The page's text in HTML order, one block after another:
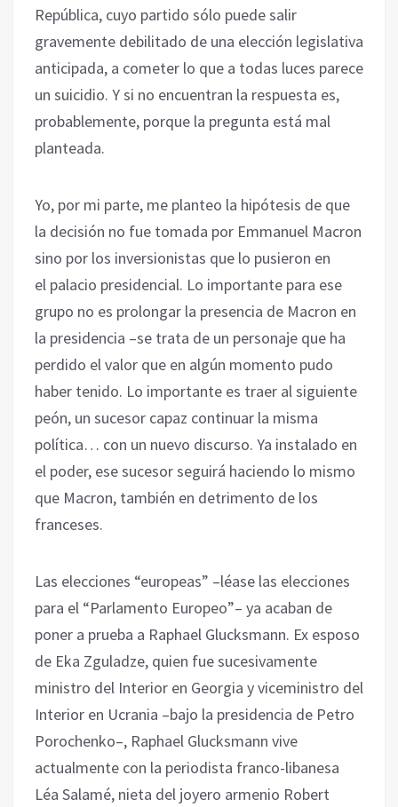
República, cuyo partido sólo puede salir
gravemente debilitado de una elección legislativa
anticipada, a cometer lo que a todas luces parece
un suicidio. Y si no encuentran la respuesta es,
probablemente, porque la pregunta está mal
planteada.
Yo, por mi parte, me planteo la hipótesis de que
la decisión no fue tomada por Emmanuel Macron
sino por los inversionistas que lo pusieron en
el palacio presidencial. Lo importante para ese
grupo no es prolongar la presencia de Macron en
la presidencia –se trata de un personaje que ha
perdido el valor que en algún momento pudo
haber tenido. Lo importante es traer al siguiente
peón, un sucesor capaz continuar la misma
política… con un nuevo discurso. Ya instalado en
el poder, ese sucesor seguirá haciendo lo mismo
que Macron, también en detrimento de los
franceses.
Las elecciones “europeas” –léase las elecciones
para el “Parlamento Europeo”– ya acaban de
poner a prueba a Raphael Glucksmann. Ex esposo
de Eka Zguladze, quien fue sucesivamente
ministro del Interior en Georgia y viceministro del
Interior en Ucrania –bajo la presidencia de Petro
Porochenko–, Raphael Glucksmann vive
actualmente con la periodista franco-libanesa
Léa Salamé, nieta del joyero armenio Robert